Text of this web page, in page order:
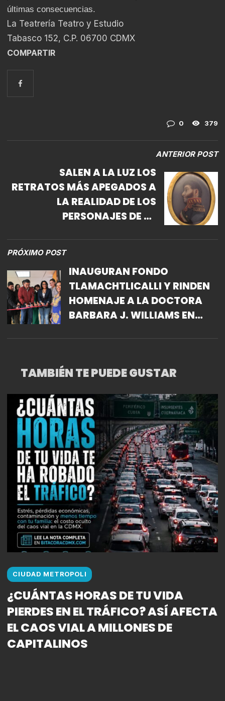
últimas consecuencias.
La Teatrería Teatro y Estudio
Tabasco 152, C.P. 06700 CDMX
COMPARTIR
0 379
ANTERIOR POST
SALEN A LA LUZ LOS
RETRATOS MÁS APEGADOS A
LA REALIDAD DE LOS
PERSONAJES DE LA
PRÓXIMO POST
INAUGURAN FONDO
TLAMACHTLICALLI Y RINDEN
HOMENAJE A LA DOCTORA
BARBARA J. WILLIAMS EN
TAMBIÉN TE PUEDE GUSTAR
CIUDAD METROPOLI
¿CUÁNTAS HORAS DE TU VIDA
PIERDES EN EL TRÁFICO? ASÍ AFECTA
EL CAOS VIAL A MILLONES DE
CAPITALINOS